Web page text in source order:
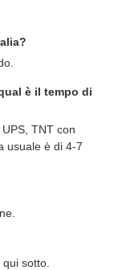
è il tempo di
TNT con
usuale è di 4-7
sotto.